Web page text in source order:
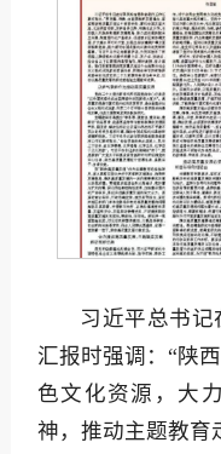
习近平总书
汇报时强调：“陕
色文化资源，大
神，推动主题教育